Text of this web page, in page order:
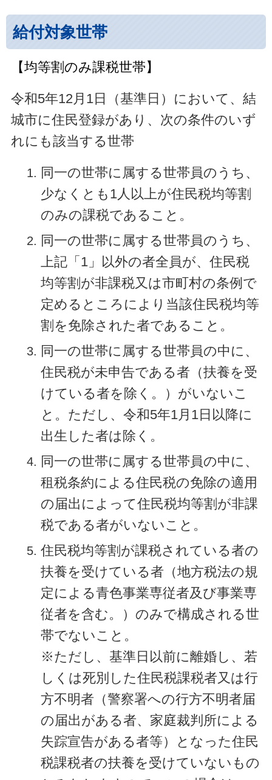
給付対象世帯
【均等割のみ課税世帯】
令和5年12月1日（基準日）において、結
城市に住民登録があり、次の条件のいず
れにも該当する世帯
同一の世帯に属する世帯員のうち、
少なくとも1人以上が住民税均等割
のみの課税であること。
同一の世帯に属する世帯員のうち、
上記「1」以外の者全員が、住民税
均等割が非課税又は市町村の条例で
定めるところにより当該住民税均等
割を免除された者であること。
同一の世帯に属する世帯員の中に、
住民税が未申告である者（扶養を受
けている者を除く。）がいないこ
と。ただし、令和5年1月1日以降に
出生した者は除く。
同一の世帯に属する世帯員の中に、
租税条約による住民税の免除の適用
の届出によって住民税均等割が非課
税である者がいないこと。
住民税均等割が課税されている者の
扶養を受けている者（地方税法の規
定による青色事業専従者及び事業専
従者を含む。）のみで構成される世
帯でないこと。
※ただし、基準日以前に離婚し、若
しくは死別した住民税課税者又は行
方不明者（警察署への行方不明者届
の届出がある者、家庭裁判所による
失踪宣告がある者等）となった住民
税課税者の扶養を受けていないもの